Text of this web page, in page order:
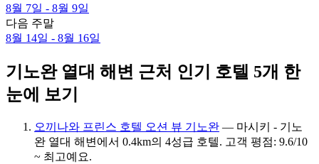
8월 7일 - 8월 9일
다음 주말
8월 14일 - 8월 16일
기노완 열대 해변 근처 인기 호텔 5개 한
눈에 보기
오끼나와 프린스 호텔 오션 뷰 기노완 — 마시키 - 기노
완 열대 해변에서 0.4km의 4성급 호텔. 고객 평점: 9.6/10
~ 최고예요.